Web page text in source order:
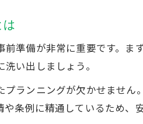
外構工事の見積も
相見積もりで外構工
筑西市 外構工事で
発泡スチロール壁
は
準備が非常に重要です。ま
い出しましょう。
ランニングが欠かせませ
条例に精通しているため、